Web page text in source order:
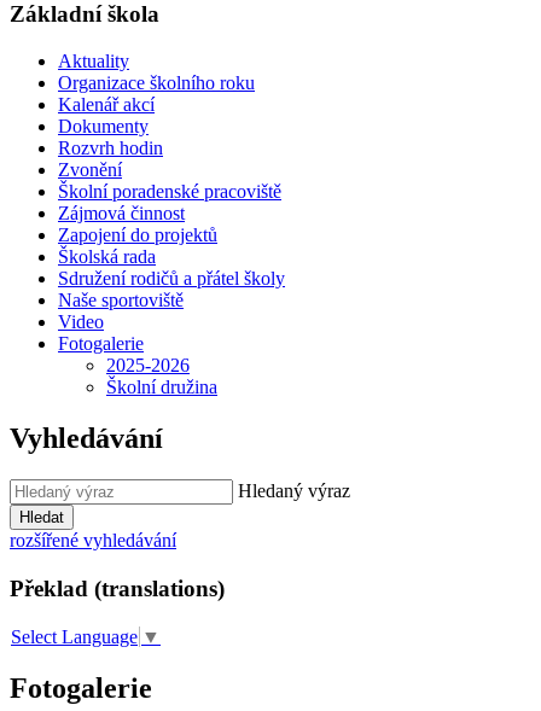
Základní škola
Aktuality
Organizace školního roku
Kalenář akcí
Dokumenty
Rozvrh hodin
Zvonění
Školní poradenské pracoviště
Zájmová činnost
Zapojení do projektů
Školská rada
Sdružení rodičů a přátel školy
Naše sportoviště
Video
Fotogalerie
2025-2026
Školní družina
Vyhledávání
Hledaný výraz
Hledat
rozšířené vyhledávání
Překlad (translations)
Select Language ▼
Fotogalerie